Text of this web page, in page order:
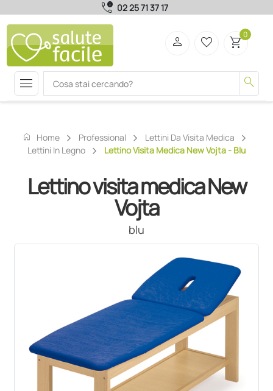
call_quality 02 25 71 37 17
menu search
person favorite_border shopping_cart0
home Home Professional
Lettini Da Visita Medica
Lettini In Legno
Lettino Visita Medica New Vojta - Blu
Lettino visita medica New
Vojta
blu